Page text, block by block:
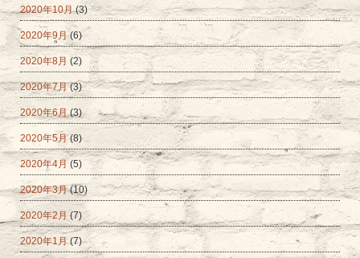
2020年10月(3)
2020年9月(6)
2020年8月 (2)
2020年7月(3)
2020年6月(3)
2020年5月(8)
2020年4月 (5)
2020年3月(10)
2020年2月(7)
2020年1月(7)